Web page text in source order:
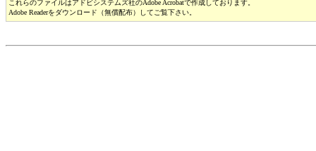
これらのファイルはアドビシステムズ社のAdobe Acrobatで作成しております。
Adobe Readerをダウンロード（無償配布）してご覧下さい。